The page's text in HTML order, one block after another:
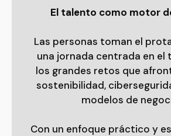
El talento como motor
Las personas toman el
una jornada centrada en el
los grandes retos que
sostenibilidad,
modelos de
Con un enfoque práctico y